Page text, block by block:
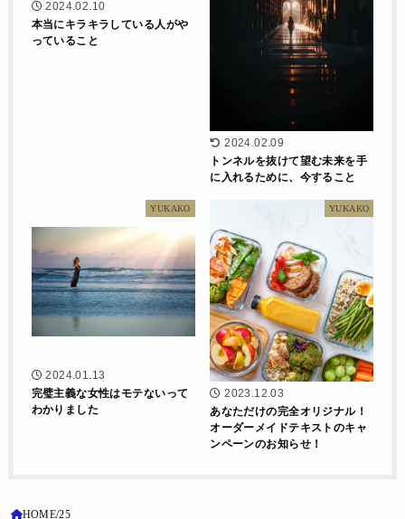
2024.02.10
本当にキラキラしている人がや
っていること
2024.02.09
トンネルを抜けて望む未来を手
に入れるために、今すること
YUKAKO
2024.01.13
完璧主義な女性はモテないって
わかりました
YUKAKO
2023.12.03
あなただけの完全オリジナル！
オーダーメイドテキストのキャ
ンペーンのお知らせ！
HOME 25